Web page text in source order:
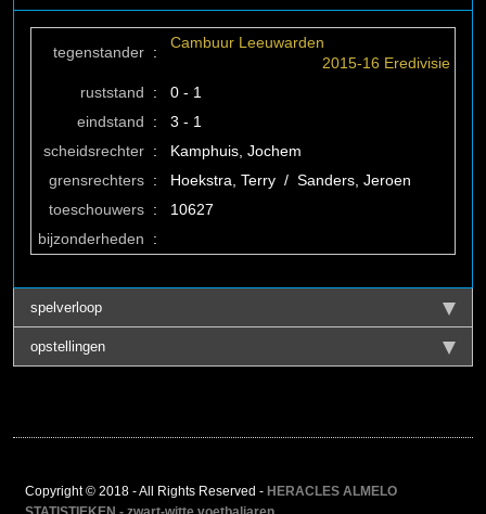
tegenstander :
Cambuur Leeuwarden
2015-16 Eredivisie
ruststand
:
0 - 1
eindstand
:
3 - 1
scheidsrechter :
Kamphuis, Jochem
grensrechters :
Hoekstra, Terry / Sanders, Jeroen
toeschouwers :
10627
bijzonderheden
:
spelverloop
opstellingen
Copyright © 2018 - All Rights Reserved - HERACLES ALMELO